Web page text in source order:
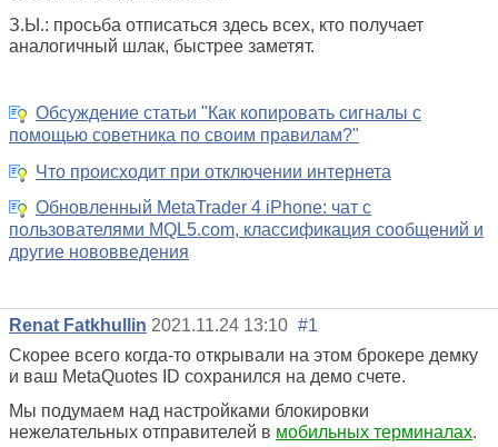
З.Ы.: просьба отписаться здесь всех, кто получает
аналогичный шлак, быстрее заметят.
Обсуждение статьи "Как копировать сигналы с
помощью советника по своим правилам?"
Что происходит при отключении интернета
Обновленный MetaTrader 4 iPhone: чат с
пользователями MQL5.com, классификация сообщений и
другие нововведения
Renat Fatkhullin 2021.11.24 13:10 #1
Скорее всего когда-то открывали на этом брокере демку
и ваш MetaQuotes ID сохранился на демо счете.
Мы подумаем над настройками блокировки
нежелательных отправителей в мобильных терминалах.